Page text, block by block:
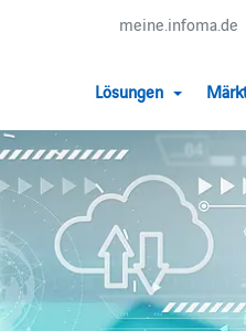
meine.infoma.de
Lösungen